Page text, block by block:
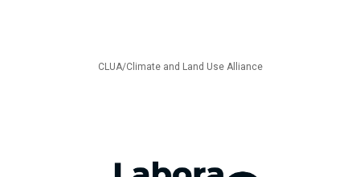
CLUA/Climate and Land Use Alliance